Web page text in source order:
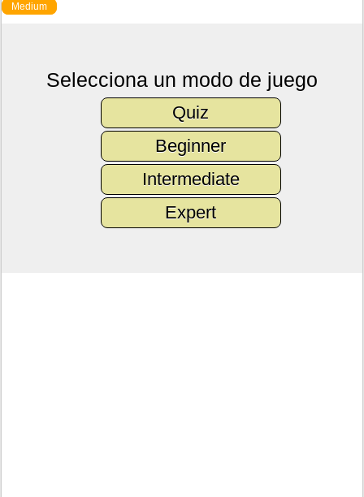
Medium
Selecciona un modo de juego
Quiz
Beginner
Intermediate
Expert